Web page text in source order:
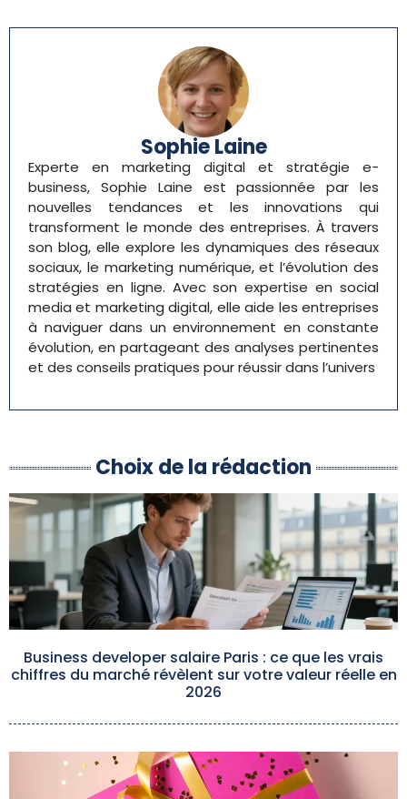
Sophie Laine
Experte en marketing digital et stratégie e-
business, Sophie Laine est passionnée par les
nouvelles tendances et les innovations qui
transforment le monde des entreprises. À travers
son blog, elle explore les dynamiques des réseaux
sociaux, le marketing numérique, et l’évolution des
stratégies en ligne. Avec son expertise en social
media et marketing digital, elle aide les entreprises
à naviguer dans un environnement en constante
évolution, en partageant des analyses pertinentes
et des conseils pratiques pour réussir dans l’univers
Choix de la rédaction
Business developer salaire Paris : ce que les vrais
chiffres du marché révèlent sur votre valeur réelle en
2026